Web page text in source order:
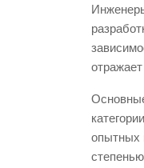
опытных